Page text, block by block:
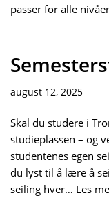
passer for alle
august 12, 2025
Skal du studere i
studieplassen – og
studentenes egen
du lyst til å lære å
seiling hver… Les